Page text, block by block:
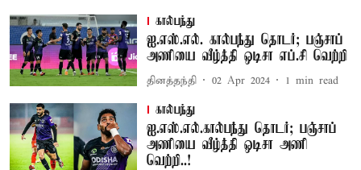
கால்பந்து
ஐ.எஸ்.எல். கால்பந்து தொடர்; பஞ்சாப்
அணியை வீழ்த்தி ஒடிசா எப்.சி வெற்றி
தினத்தந்தி 02 Apr 2024 1 min read
கால்பந்து
ஐ.எஸ்.எல்.கால்பந்து தொடர்; பஞ்சாப்
அணியை வீழ்த்தி ஒடிசா அணி
வெற்றி..!